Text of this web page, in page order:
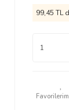
99,45 TL